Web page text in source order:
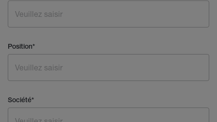
Position*
Société*